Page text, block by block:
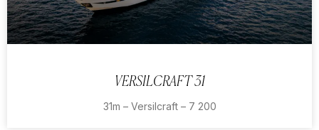
VERSILCRAFT 31
31m – Versilcraft – 7 200